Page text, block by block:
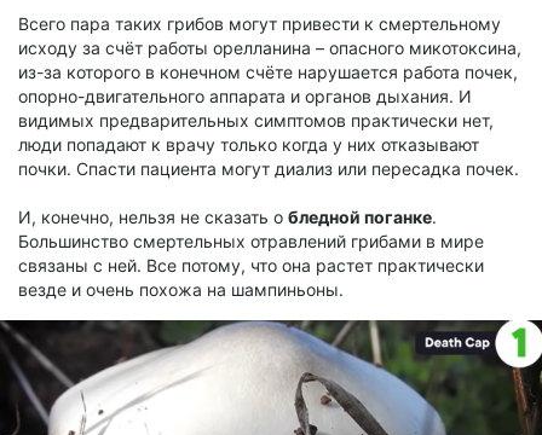
Всего пара таких грибов могут привести к смертельному
исходу за счёт работы орелланина – опасного микотоксина,
из-за которого в конечном счёте нарушается работа почек,
опорно-двигательного аппарата и органов дыхания. И
видимых предварительных симптомов практически нет,
люди попадают к врачу только когда у них отказывают
почки. Спасти пациента могут диализ или пересадка почек.
И, конечно, нельзя не сказать о бледной поганке.
Большинство смертельных отравлений грибами в мире
связаны с ней. Все потому, что она растет практически
везде и очень похожа на шампиньоны.